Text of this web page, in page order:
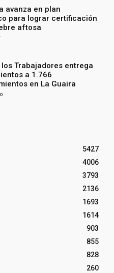
avanza en plan
para lograr certificación
aftosa
Trabajadores entrega
a 1.766
en La Guaira
5427
4006
3793
2136
1693
1614
903
855
828
260